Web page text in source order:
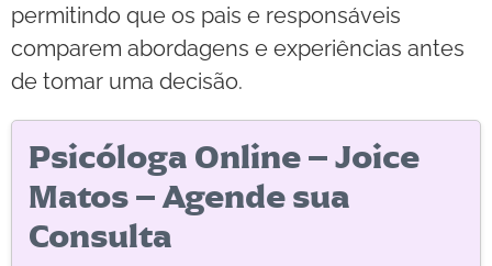
permitindo que os pais e responsáveis
comparem abordagens e experiências antes
de tomar uma decisão.
Psicóloga Online – Joice
Matos – Agende sua
Consulta